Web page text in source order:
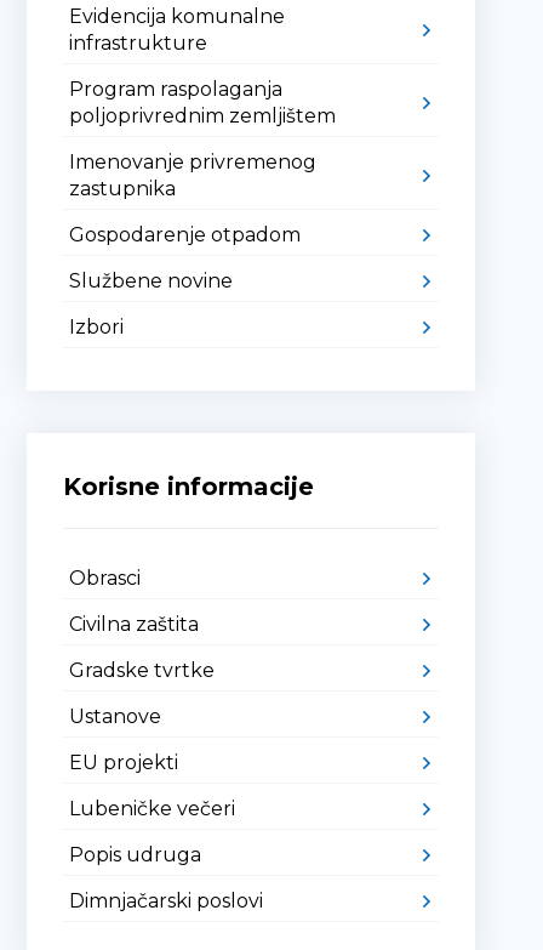
Evidencija komunalne
infrastrukture
Program raspolaganja
poljoprivrednim zemljištem
Imenovanje privremenog
zastupnika
Gospodarenje otpadom
Službene novine
Izbori
Korisne informacije
Obrasci
Civilna zaštita
Gradske tvrtke
Ustanove
EU projekti
Lubeničke večeri
Popis udruga
Dimnjačarski poslovi